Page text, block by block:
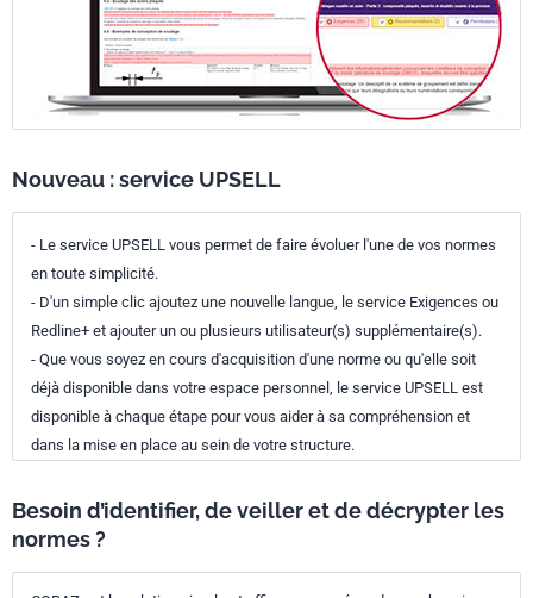
Nouveau : service UPSELL
- Le service UPSELL vous permet de faire évoluer l'une de vos normes
en toute simplicité.
- D'un simple clic ajoutez une nouvelle langue, le service Exigences ou
Redline+ et ajouter un ou plusieurs utilisateur(s) supplémentaire(s).
- Que vous soyez en cours d'acquisition d'une norme ou qu'elle soit
déjà disponible dans votre espace personnel, le service UPSELL est
disponible à chaque étape pour vous aider à sa compréhension et
dans la mise en place au sein de votre structure.
Besoin d’identifier, de veiller et de décrypter les
normes ?